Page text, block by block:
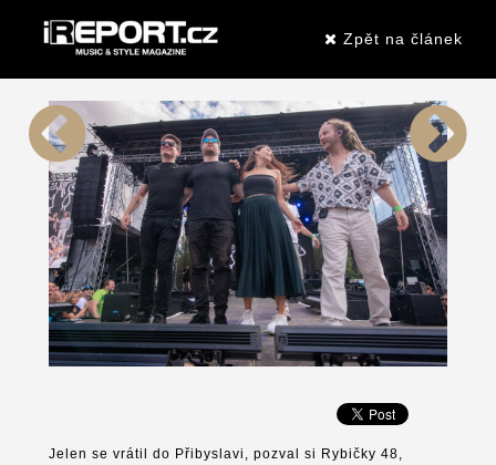
Zpět na článek
Jelen se vrátil do Přibyslavi, pozval si Rybičky 48,